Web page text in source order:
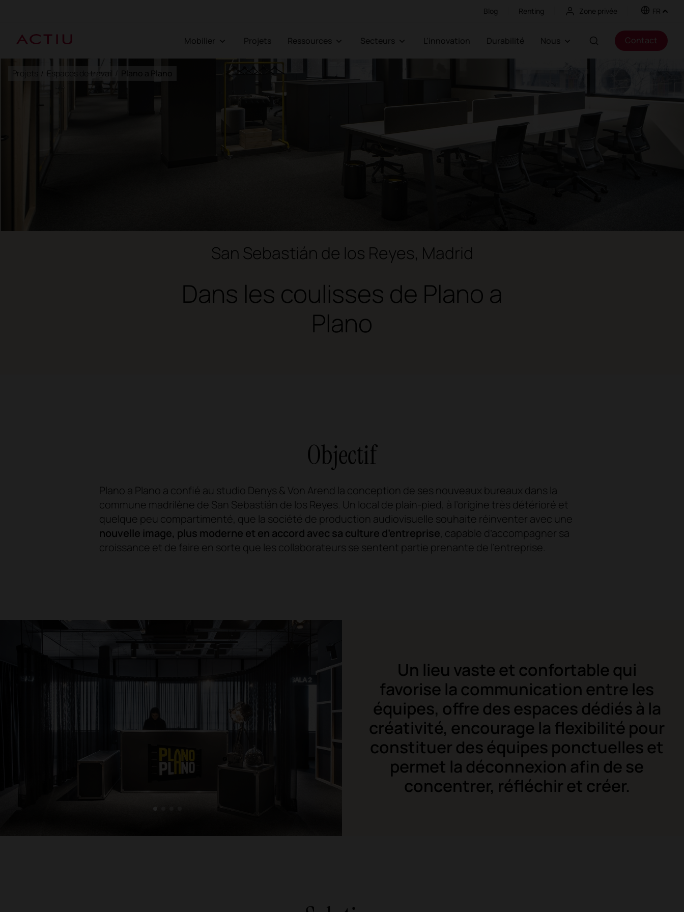
Blog Renting Zone privée FR
Mobilier Projets Ressources Secteurs L'innovation Durabilité Nous Contact
Projets / Espaces de travail / Plano a Plano
San Sebastián de los Reyes, Madrid
Dans les coulisses de Plano a
Plano
Objectif
Plano a Plano a confié au studio Denys & Von Arend la conception de ses nouveaux bureaux dans la
commune madrilène de San Sebastián de los Reyes. Un local de plain-pied, à l’origine très détérioré et
quelque peu compartimenté, que la société de production audiovisuelle souhaite réinventer avec une
nouvelle image, plus moderne et en accord avec sa culture d’entreprise, capable d’accompagner sa
croissance et de faire en sorte que les collaborateurs se sentent partie prenante de l’entreprise.
1
Un lieu vaste et confortable qui
favorise la communication entre les
équipes, offre des espaces dédiés à la
créativité, encourage la flexibilité pour
constituer des équipes ponctuelles et
permet la déconnexion afin de se
concentrer, réfléchir et créer.